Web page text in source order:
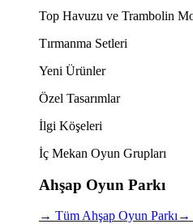
Top Havuzu ve Trambolin
Tırmanma Setleri
Yeni Ürünler
Özel Tasarımlar
İlgi Köşeleri
İç Mekan Oyun Grupları
Ahşap Oyun Parkı
→ Tüm Ahşap Oyun Parkı→